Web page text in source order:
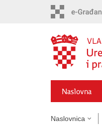
Naslovna
Naslovnica